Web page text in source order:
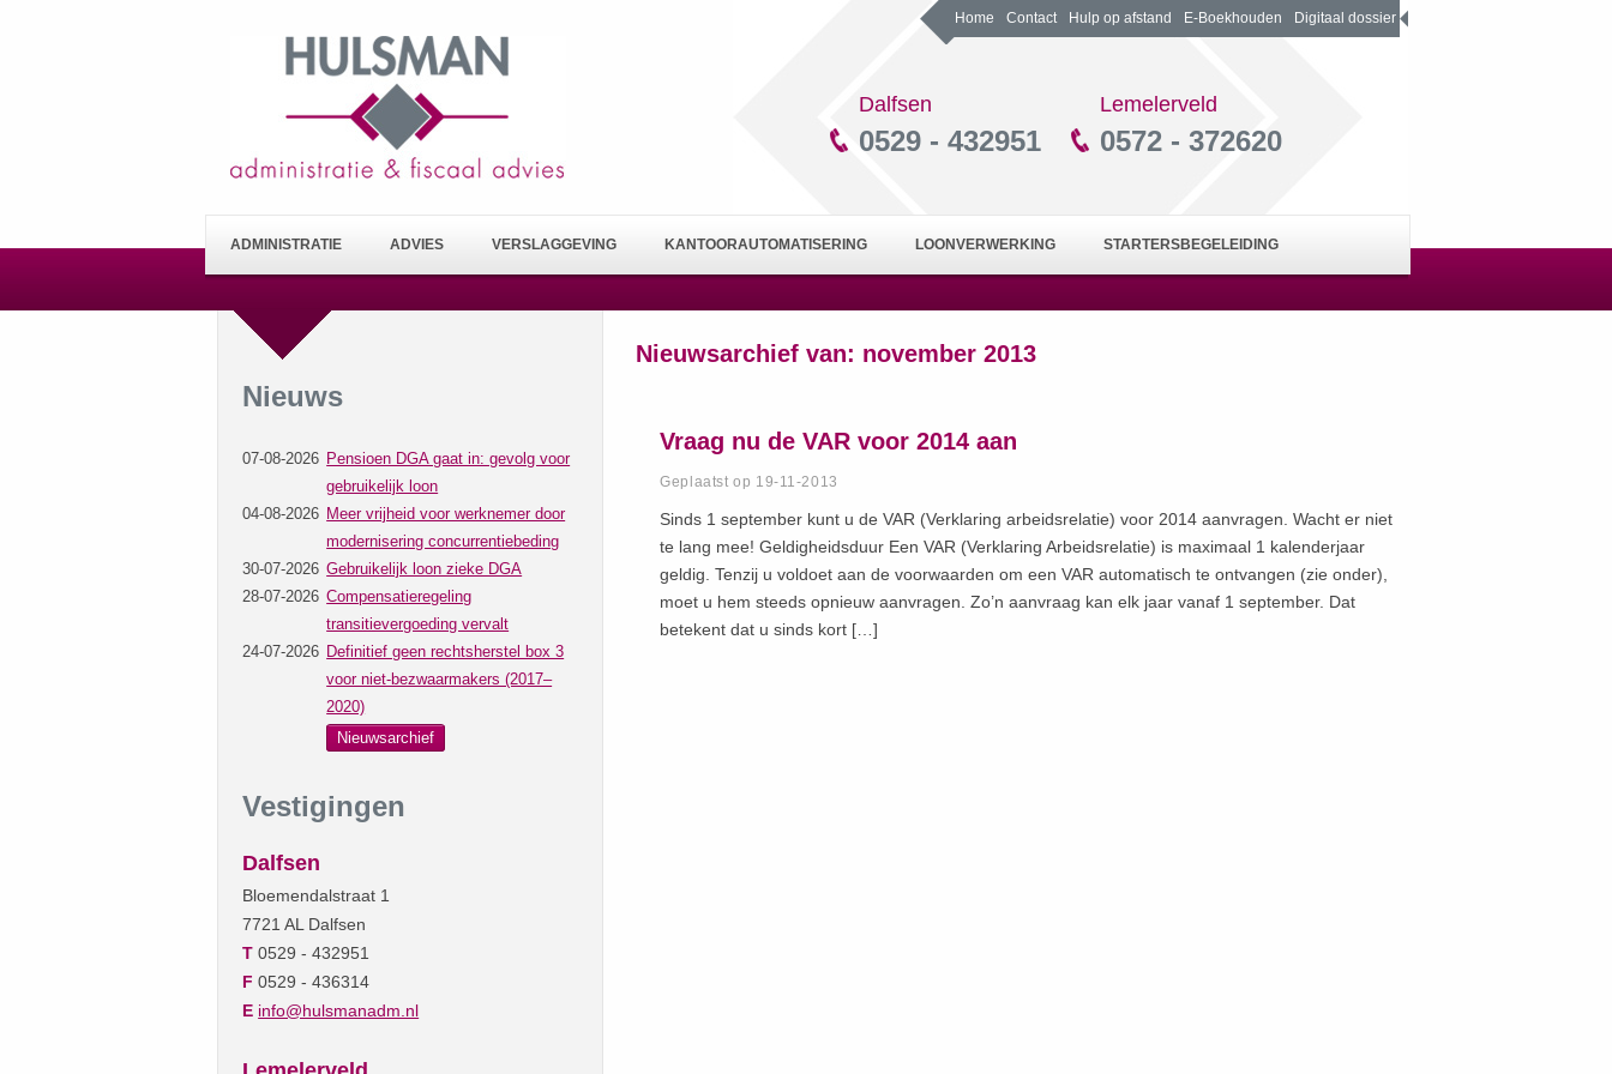
Home Contact Hulp op afstand E-Boekhouden Digitaal dossier
Dalfsen
0529 - 432951
Lemelerveld
0572 - 372620
ADMINISTRATIE ADVIES VERSLAGGEVING KANTOORAUTOMATISERING LOONVERWERKING STARTERSBEGELEIDING
Nieuws
07-08-2026 Pensioen DGA gaat in: gevolg voor
gebruikelijk loon
04-08-2026 Meer vrijheid voor werknemer door
modernisering concurrentiebeding
30-07-2026 Gebruikelijk loon zieke DGA
28-07-2026 Compensatieregeling
transitievergoeding vervalt
24-07-2026 Definitief geen rechtsherstel box 3
voor niet-bezwaarmakers (2017–
2020)
Nieuwsarchief
Vestigingen
Dalfsen
Bloemendalstraat 1
7721 AL Dalfsen
T 0529 - 432951
F 0529 - 436314
E info@hulsmanadm.nl
Nieuwsarchief van: november 2013
Vraag nu de VAR voor 2014 aan
Geplaatst op 19-11-2013
Sinds 1 september kunt u de VAR (Verklaring arbeidsrelatie) voor 2014 aanvragen. Wacht er niet
te lang mee! Geldigheidsduur Een VAR (Verklaring Arbeidsrelatie) is maximaal 1 kalenderjaar
geldig. Tenzij u voldoet aan de voorwaarden om een VAR automatisch te ontvangen (zie onder),
moet u hem steeds opnieuw aanvragen. Zo’n aanvraag kan elk jaar vanaf 1 september. Dat
betekent dat u sinds kort […]